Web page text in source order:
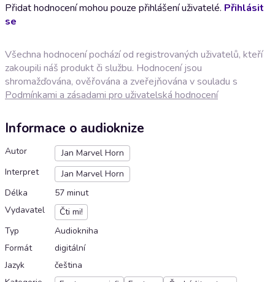
Přidat hodnocení mohou pouze přihlášení uživatelé. Přihlásit
se
Všechna hodnocení pochází od registrovaných uživatelů, kteří
zakoupili náš produkt či službu. Hodnocení jsou
shromažďována, ověřována a zveřejňována v souladu s
Podmínkami a zásadami pro uživatelská hodnocení
Informace o audioknize
Autor
Jan Marvel Horn
Interpret
Jan Marvel Horn
Délka
57 minut
Vydavatel
Čti mi!
Typ
Audiokniha
Formát
digitální
Jazyk
čeština